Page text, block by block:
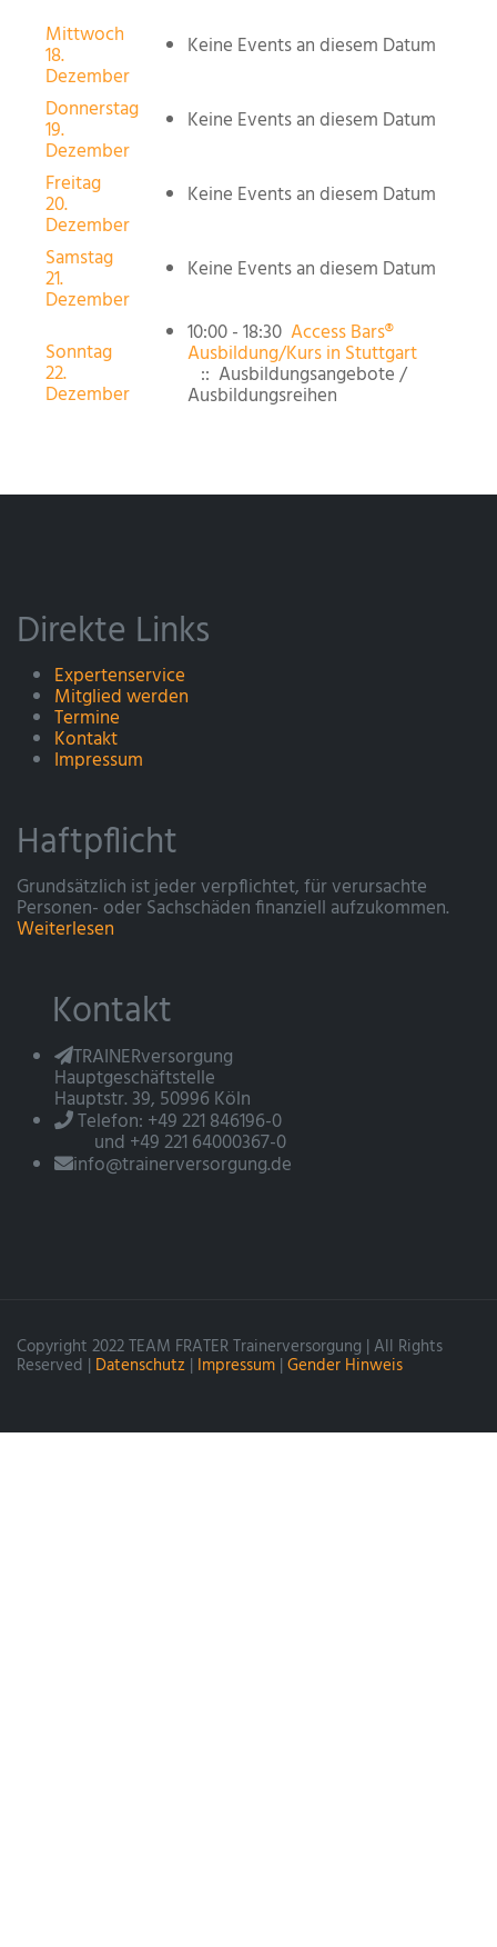
Mittwoch
18.
Dezember
Keine Events an diesem Datum
Donnerstag
19.
Dezember
Keine Events an diesem Datum
Freitag
20.
Dezember
Keine Events an diesem Datum
Samstag
21.
Dezember
Keine Events an diesem Datum
Sonntag
22.
Dezember
10:00 - 18:30 Access Bars®
Ausbildung/Kurs in Stuttgart
:: Ausbildungsangebote /
Ausbildungsreihen
Direkte Links
Expertenservice
Mitglied werden
Termine
Kontakt
Impressum
Haftpflicht
Grundsätzlich ist jeder verpflichtet, für verursachte
Personen- oder Sachschäden finanziell aufzukommen.
Weiterlesen
Kontakt
TRAINERversorgung
Hauptgeschäftstelle
Hauptstr. 39, 50996 Köln
Telefon: +49 221 846196-0
und +49 221 64000367-0
info@trainerversorgung.de
Copyright 2022 TEAM FRATER Trainerversorgung | All Rights
Reserved | Datenschutz | Impressum | Gender Hinweis